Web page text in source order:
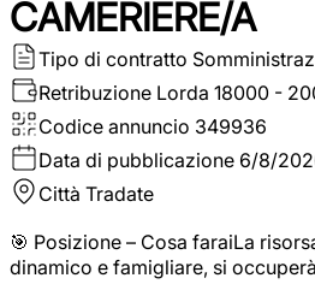
CAMERIERE/A
Tipo di contratto
Retribuzione Lorda 18000 -
Codice annuncio 349936
Data di pubblicazione 6/8/
Città Tradate
🎯 Posizione – Cosa faraiLa
dinamico e famigliare, si